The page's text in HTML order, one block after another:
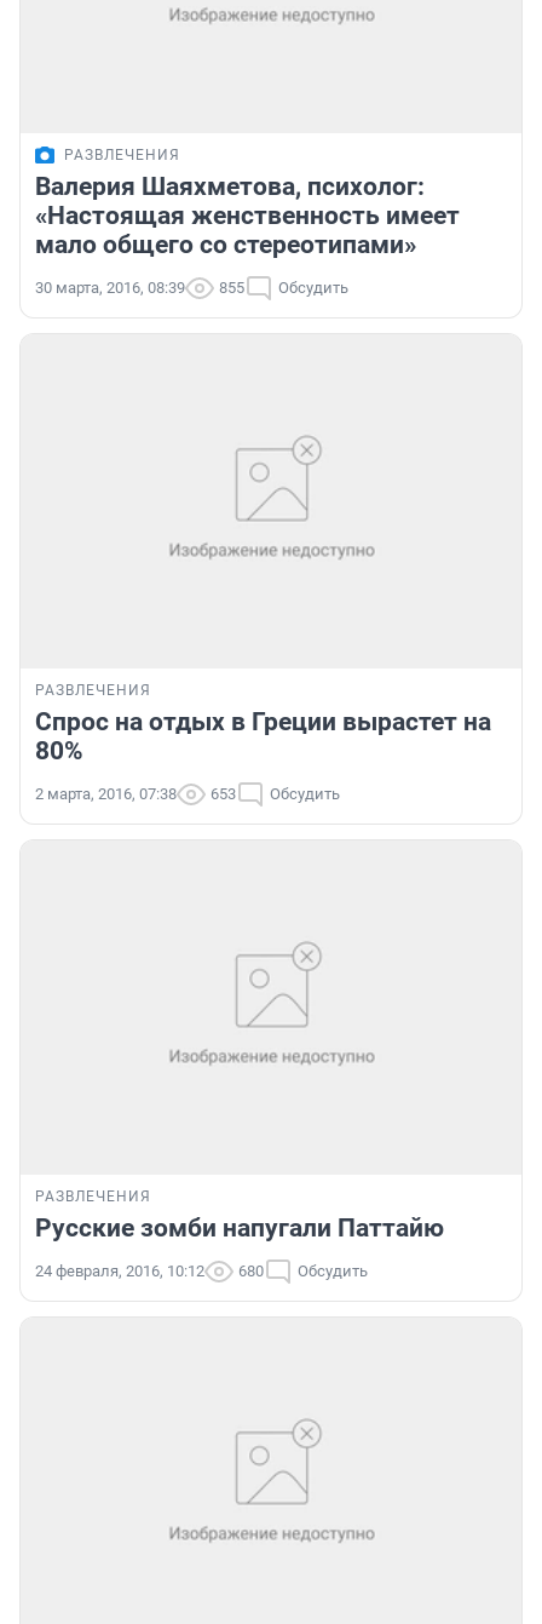
РАЗВЛЕЧЕНИЯ
Валерия Шаяхметова, психолог:
«Настоящая женственность имеет
мало общего со стереотипами»
30 марта, 2016, 08:39 855 Обсудить
РАЗВЛЕЧЕНИЯ
Спрос на отдых в Греции вырастет на
80%
2 марта, 2016, 07:38 653 Обсудить
РАЗВЛЕЧЕНИЯ
Русские зомби напугали Паттайю
24 февраля, 2016, 10:12 680 Обсудить